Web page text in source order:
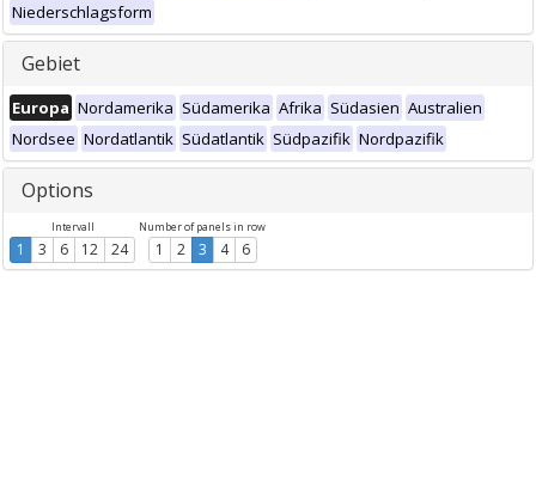
Niederschlagsform
Gebiet
Europa Nordamerika Südamerika Afrika Südasien Australien
Nordsee Nordatlantik Südatlantik Südpazifik Nordpazifik
Options
Intervall
1 3 6 12 24
Number of panels in row
1 2 3 4 6